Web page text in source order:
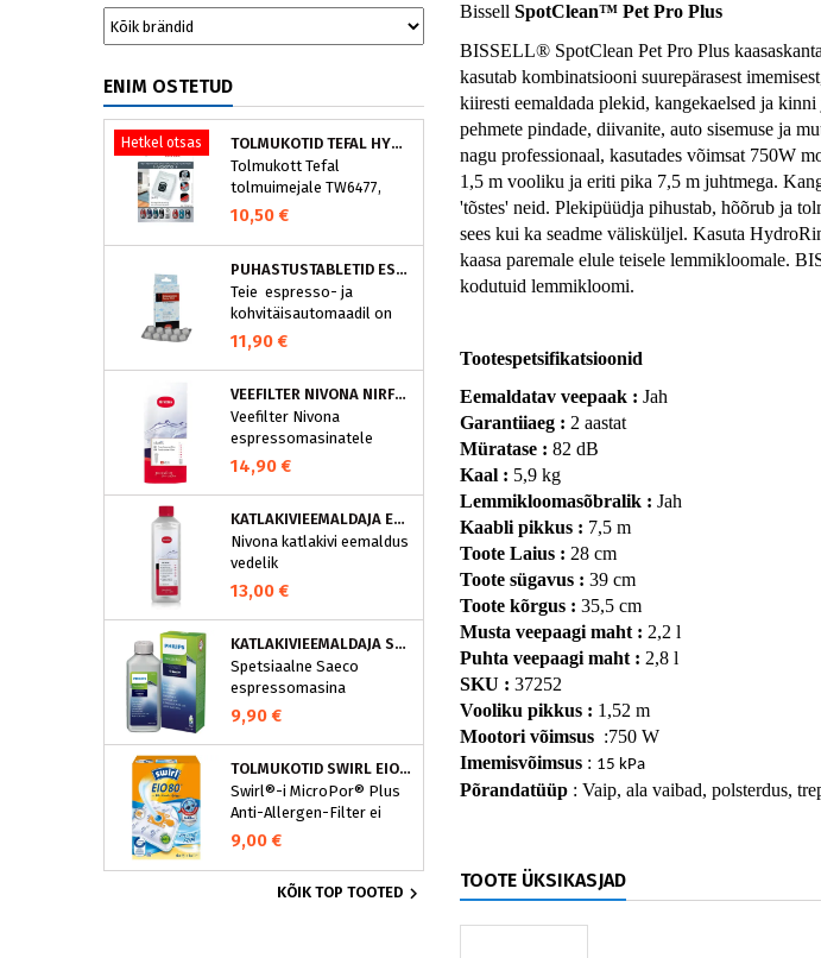
ENIM OSTETUD
Hetkel otsas
TOLMUKOTID TEFAL HYGIENE+ ZR200540 (4 TK)
Tolmukott Tefal
tolmuimejale TW6477,
TW6886..
10,50 €
PUHASTUSTABLETID ESPRESSOMASINALE, NIVONA 390701200
Teie espresso- ja
kohvitäisautomaadil on
integreeritud
puhastusprogramm.
NIVONA puhastustabletid
on loodud spetsiaalselt
selle programmi jaoks ja
eraldavad mustuse nagu
nt kohvirasva
aparaati ja tagab täiusliku
aroomi.
11,90 €
VEEFILTER NIVONA NIRF701
Veefilter Nivona
espressomasinatele
14,90 €
KATLAKIVIEEMALDAJA ESPRESSOMASINATELE, NIVONA (500 ML)
Nivona katlakivi eemaldus
vedelik
espressomasinatele
13,00 €
KATLAKIVIEEMALDAJA SAECO ESPRESSOMASINATELE, PHILIPS CA6700/10
Spetsiaalne Saeco
espressomasina
katlakivieemaldi
Espressomasinast
eemaldamine on vajalik
selleks, et hoida masin
parimas korras. See
spetsiaalne
katlakivieemaldi eemaldab
katlakivi ja hoiab ära
9,90 €
TOLMUKOTID SWIRL EIO80MNEW
Swirl®-i MicroPor® Plus
Anti-Allergen-Filter ei
lukusta ohutult
tolmuimejakotti mitte
ainult tavalise kodutolmu,
vaid ka allergeenid nagu
9,00 €
KÕIK TOP TOOTED 
Bissell SpotClean™ Pet Pro Plus
BISSELL® SpotClean Pet Pro Plus
kasutab kombinatsiooni suurepärasest
kiiresti eemaldada plekid, kangekaelsed ja
pehmete pindade, diivanite, auto sisemuse ja
nagu professionaal, kasutades võimsat 750W
1,5 m vooliku ja eriti pika 7,5 m juhtmega.
'tõstes' neid. Plekipüüdja pihustab, hõõrub ja
sees kui ka seadme välisküljel. Kasuta
kaasa paremale elule teisele lemmikloomale.
kodutuid lemmikloomi.
Tootespetsifikatsioonid
Eemaldatav veepaak : Jah
Garantiiaeg : 2 aastat
Müratase : 82 dB
Kaal : 5,9 kg
Lemmikloomasõbralik : Jah
Kaabli pikkus : 7,5 m
Toote Laius : 28 cm
Toote sügavus : 39 cm
Toote kõrgus : 35,5 cm
Musta veepaagi maht : 2,2 l
Puhta veepaagi maht : 2,8 l
SKU : 37252
Vooliku pikkus : 1,52 m
Mootori võimsus :750 W
Imemisvõimsus : 15 kPa
Põrandatüüp : Vaip, ala vaibad, polsterdus,
TOOTE ÜKSIKASJAD